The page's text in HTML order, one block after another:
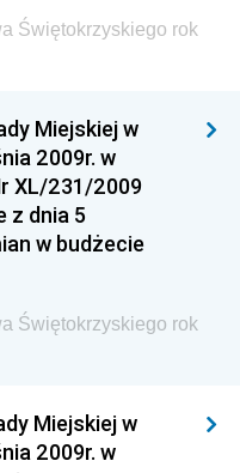
Inwestycji i
i Polityki
Państwowych
i Głównego
Kultury, Dziedzictwa
Świętokrzyskiego rok
Miejskiej w
2009r. w
XL/231/2009
z dnia 5
w budżecie
Świętokrzyskiego rok
Miejskiej w
2009r. w